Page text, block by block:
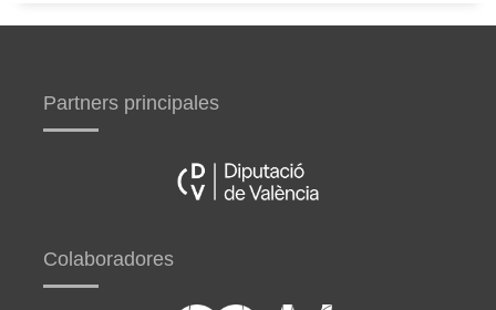
Partners principales
Colaboradores